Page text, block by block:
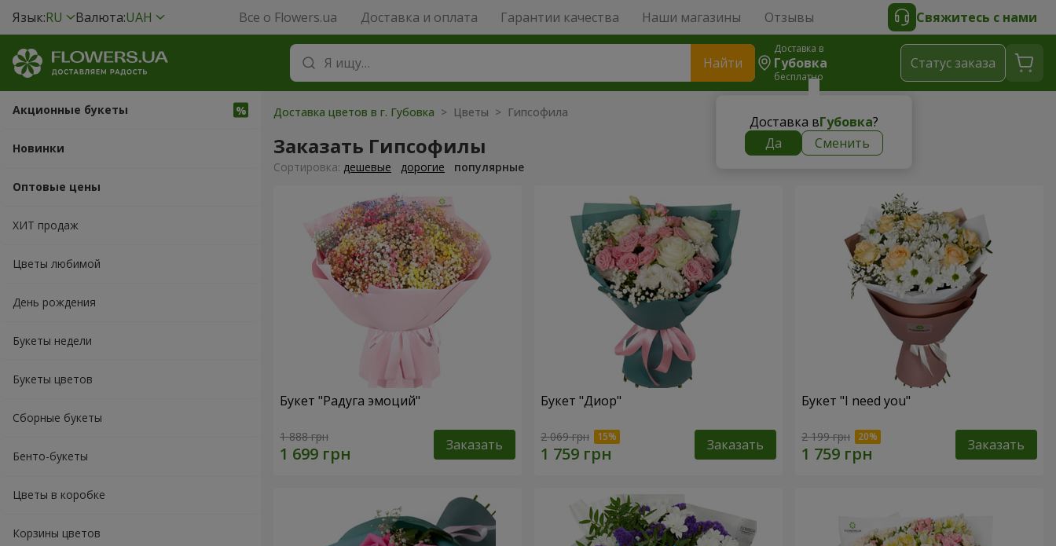
Язык:RU Валюта:UAH Все о Flowers.ua Доставка и оплата Гарантии качества Наши магазины Отзывы Свяжитесь с нами
Найти
Доставка в
Губовка
бесплатно
Доставка вГубовка?
Да
Сменить
Cтатус заказа
Акционные букеты
Новинки
Оптовые цены
ХИТ продаж
Цветы любимой
День рождения
Букеты недели
Букеты цветов
Сборные букеты
Бенто-букеты
Цветы в коробке
Корзины цветов
Доставка цветов в г. Губовка > Цветы > Гипсофила
Заказать Гипсофилы
Cортировка: дешевые дорогие популярные
Букет "Радуга эмоций"
1 888 грн Заказать
Букет "Диор"
2 069 грн Заказать
Букет "I need you"
2 199 грн Заказать